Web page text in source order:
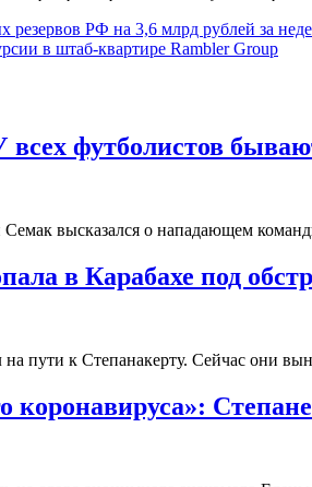
резервов РФ на 3,6 млрд рублей за
в штаб-квартире Rambler Group
футболистов
Семак высказался о нападающем
в Карабахе под
пути к Степанакерту. Сейчас они
коронавируса»: